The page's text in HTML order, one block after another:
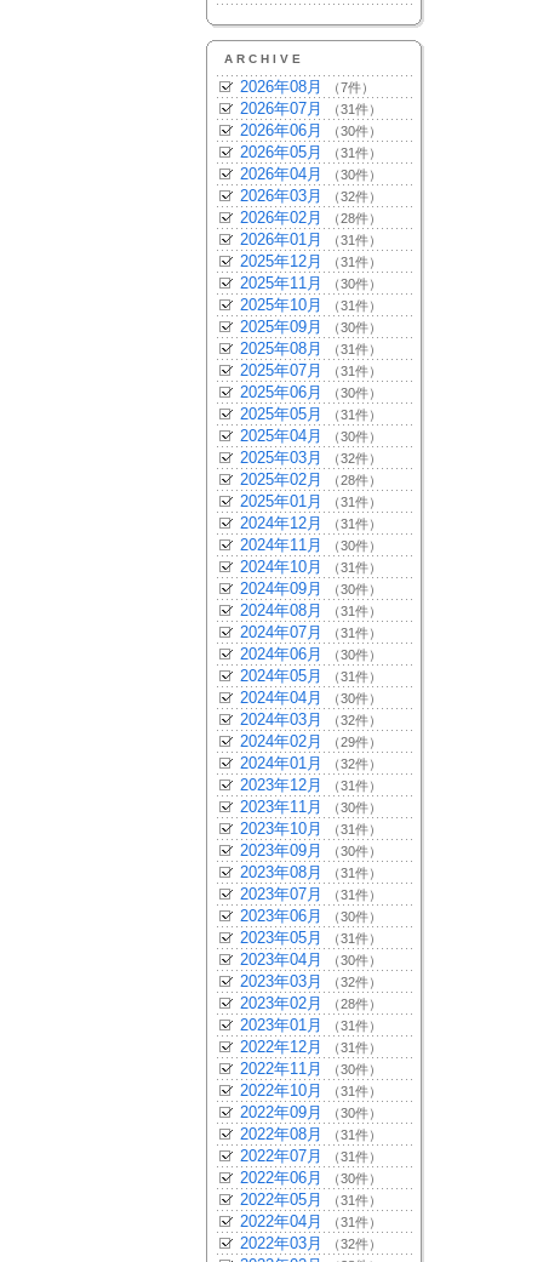
ARCHIVE
2026年08月 （7件）
2026年07月 （31件）
2026年06月 （30件）
2026年05月 （31件）
2026年04月 （30件）
2026年03月 （32件）
2026年02月 （28件）
2026年01月 （31件）
2025年12月 （31件）
2025年11月 （30件）
2025年10月 （31件）
2025年09月 （30件）
2025年08月 （31件）
2025年07月 （31件）
2025年06月 （30件）
2025年05月 （31件）
2025年04月 （30件）
2025年03月 （32件）
2025年02月 （28件）
2025年01月 （31件）
2024年12月 （31件）
2024年11月 （30件）
2024年10月 （31件）
2024年09月 （30件）
2024年08月 （31件）
2024年07月 （31件）
2024年06月 （30件）
2024年05月 （31件）
2024年04月 （30件）
2024年03月 （32件）
2024年02月 （29件）
2024年01月 （32件）
2023年12月 （31件）
2023年11月 （30件）
2023年10月 （31件）
2023年09月 （30件）
2023年08月 （31件）
2023年07月 （31件）
2023年06月 （30件）
2023年05月 （31件）
2023年04月 （30件）
2023年03月 （32件）
2023年02月 （28件）
2023年01月 （31件）
2022年12月 （31件）
2022年11月 （30件）
2022年10月 （31件）
2022年09月 （30件）
2022年08月 （31件）
2022年07月 （31件）
2022年06月 （30件）
2022年05月 （31件）
2022年04月 （31件）
2022年03月 （32件）